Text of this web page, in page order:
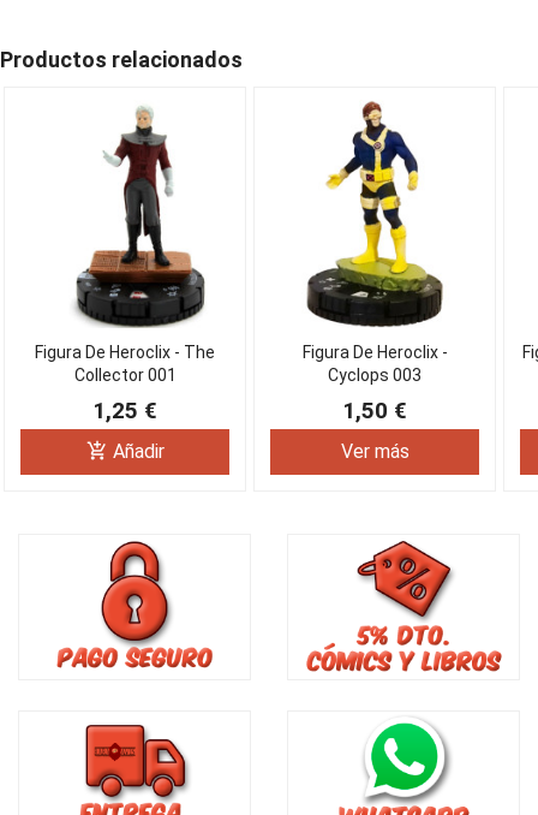
Productos relacionados
Figura De Heroclix - The
Collector 001
1,25 €
add_shopping_cart Añadir
Figura De Heroclix -
Cyclops 003
1,50 €
Ver más